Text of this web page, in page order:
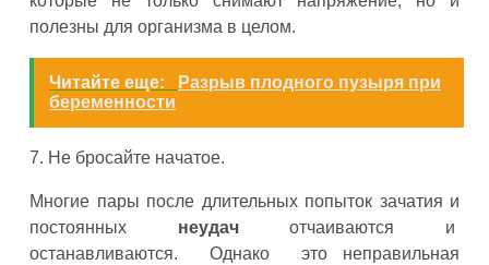
полезны для организма в целом.
Читайте еще:
Разрыв плодного пузыря при
беременности
7. Не бросайте начатое.
Многие пары после длительных попыток зачатия и
постоянных неудачотчаиваются и
останавливаются. Однако это неправильная